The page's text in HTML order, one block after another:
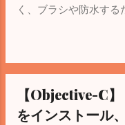
ブに割
前の
2010/
、改め
ぜ見つ
く、ブラシや防水する
基本は技術ですが、
【Objective-C
をインストール